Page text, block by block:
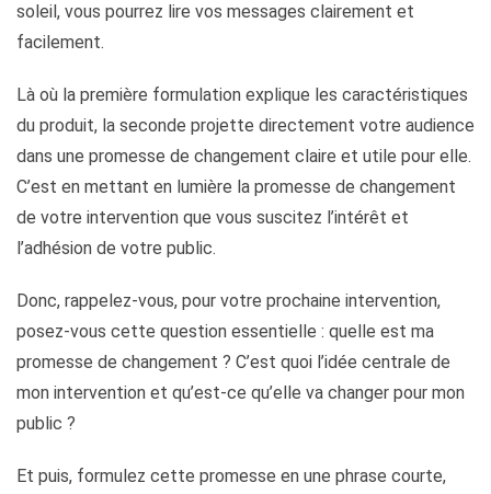
soleil, vous pourrez lire vos messages clairement et
facilement.
Là où la première formulation explique les caractéristiques
du produit, la seconde projette directement votre audience
dans une promesse de changement claire et utile pour elle.
C’est en mettant en lumière la promesse de changement
de votre intervention que vous suscitez l’intérêt et
l’adhésion de votre public.
Donc, rappelez-vous, pour votre prochaine intervention,
posez-vous cette question essentielle : quelle est ma
promesse de changement ? C’est quoi l’idée centrale de
mon intervention et qu’est-ce qu’elle va changer pour mon
public ?
Et puis, formulez cette promesse en une phrase courte,